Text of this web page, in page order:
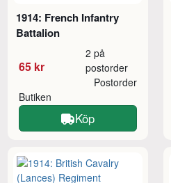
1914: French Infantry
Battalion
65 kr
2 på
postorder
Butiken
Postorder
Köp